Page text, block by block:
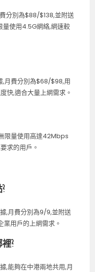
分別為$88/$138,並附送
量使用4.5G網絡,網速較
月費分別為$68/$98,用
快,適合大量上網需求。
限量使用高達42Mbps
求的用戶。
,月費分別為9/9,並附送
用戶的上網需求。
?
,能夠在中港兩地共用,月